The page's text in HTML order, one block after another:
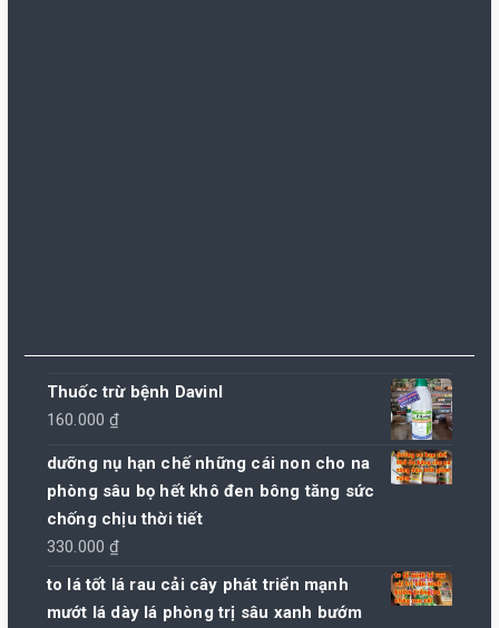
Thuốc trừ bệnh Davinl
160.000₫
dưỡng nụ hạn chế những cái non cho na
phòng sâu bọ hết khô đen bông tăng sức
chống chịu thời tiết
330.000₫
to lá tốt lá rau cải cây phát triển mạnh
mướt lá dày lá phòng trị sâu xanh bướm